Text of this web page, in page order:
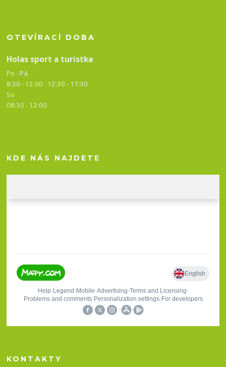
OTEVÍRACÍ DOBA
Holas sport a turistka
Po - Pá
8:30 - 12.00 12.30 - 17:30
So
08:30 - 12:00
KDE NÁS NAJDETE
KONTAKTY